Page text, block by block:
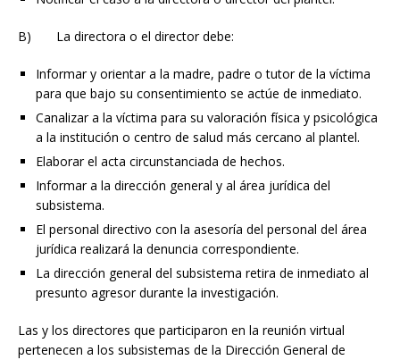
B) La directora o el director debe:
Informar y orientar a la madre, padre o tutor de la víctima
para que bajo su consentimiento se actúe de inmediato.
Canalizar a la víctima para su valoración física y psicológica
a la institución o centro de salud más cercano al plantel.
Elaborar el acta circunstanciada de hechos.
Informar a la dirección general y al área jurídica del
subsistema.
El personal directivo con la asesoría del personal del área
jurídica realizará la denuncia correspondiente.
La dirección general del subsistema retira de inmediato al
presunto agresor durante la investigación.
Las y los directores que participaron en la reunión virtual
pertenecen a los subsistemas de la Dirección General de